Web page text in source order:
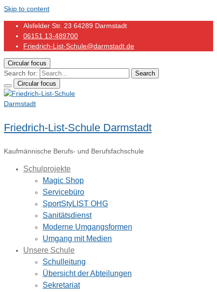
Skip to content
Alsfelder Str. 23 64289 Darmstadt
06151 13-489700
Friedrich-List-Schule@darmstadt.de
Circular focus
Search for:
Search
Circular focus
Friedrich-List-Schule Darmstadt
Kaufmännische Berufs- und Berufsfachschule
Schulprojekte
Magic Shop
Servicebüro
SportStyLIST OHG
Sanitätsdienst
Moderne Umgangsformen
Umgang mit Medien
Unsere Schule
Schulleitung
Übersicht der Abteilungen
Sekretariat